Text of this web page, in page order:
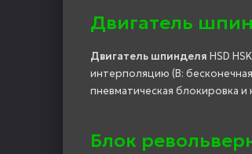
Двигатель
Двигатель шпинделя HSD
интерполяцию (B:
пневматическая блокировка
Блок